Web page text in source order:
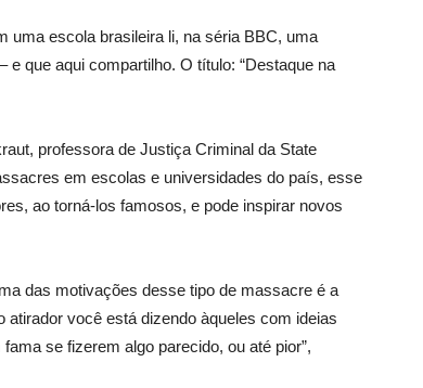
uma escola brasileira li, na séria BBC, uma
que aqui compartilho. O título: “Destaque na
professora de Justiça Criminal da State
em escolas e universidades do país, esse
ao torná-los famosos, e pode inspirar novos
das motivações desse tipo de massacre é a
atirador você está dizendo àqueles com ideias
se fizerem algo parecido, ou até pior”,